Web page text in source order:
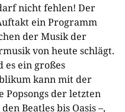
nicht fehlen! Der
ein Programm
der Musik der
von heute schlägt.
es ein großes
kann mit der
Popsongs der letzten
Beatles bis Oasis –,